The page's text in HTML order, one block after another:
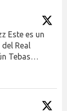
Este es un
Real
Tebas…